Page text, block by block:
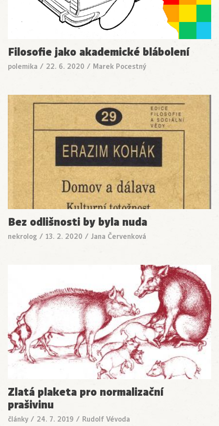
Filosofie jako akademické blábolení
polemika / 22. 6. 2020 / Marek Pocestný
Bez odlišnosti by byla nuda
nekrolog / 13. 2. 2020 / Jana Červenková
Zlatá plaketa pro normalizační
prašivinu
články / 24. 7. 2019 / Rudolf Vévoda